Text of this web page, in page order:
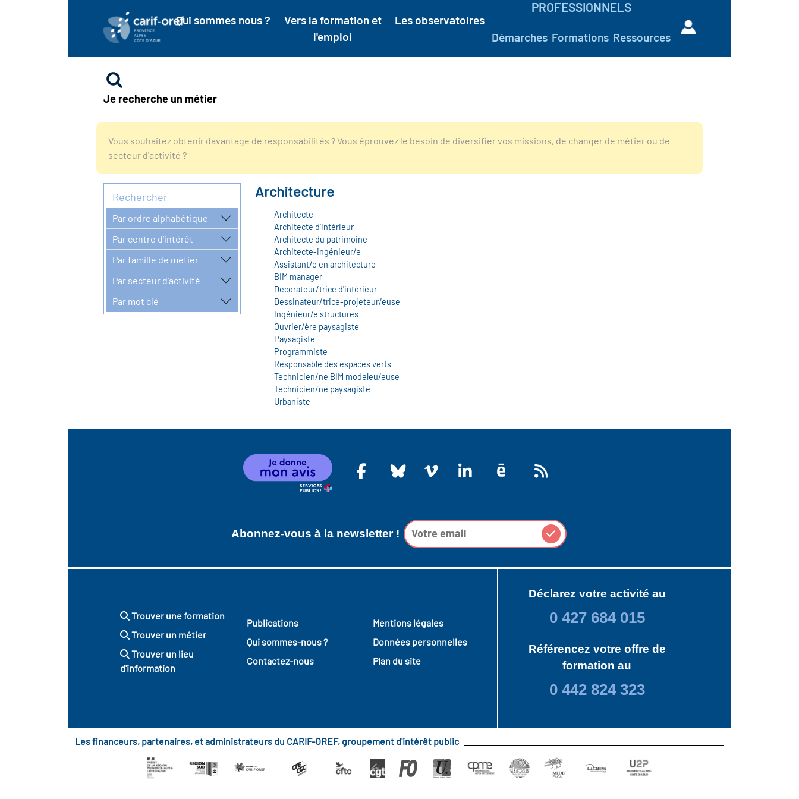
Qui sommes nous ?
Vers la formation et
l'emploi
Les observatoires
PROFESSIONNELS
Démarches Formations Ressources
Je recherche un métier
Vous souhaitez obtenir davantage de responsabilités ? Vous éprouvez le besoin de diversifier vos missions, de changer de métier ou de
secteur d'activité ?
Rechercher
Par ordre alphabétique
Par centre d'intérêt
Par famille de métier
Par secteur d'activité
Par mot clé
Architecture
Architecte
Architecte d'intérieur
Architecte du patrimoine
Architecte-ingénieur/e
Assistant/e en architecture
BIM manager
Décorateur/trice d'intérieur
Dessinateur/trice-projeteur/euse
Ingénieur/e structures
Ouvrier/ère paysagiste
Paysagiste
Programmiste
Responsable des espaces verts
Technicien/ne BIM modeleu/euse
Technicien/ne paysagiste
Urbaniste
Abonnez-vous à la newsletter !
Trouver une formation
Trouver un métier
Trouver un lieu
d'information
Publications
Qui sommes-nous ?
Contactez-nous
Mentions légales
Données personnelles
Plan du site
Déclarez votre activité au
0 427 684 015
Référencez votre offre de
formation au
0 442 824 323
Les financeurs, partenaires, et administrateurs du CARIF-OREF, groupement d'intérêt public